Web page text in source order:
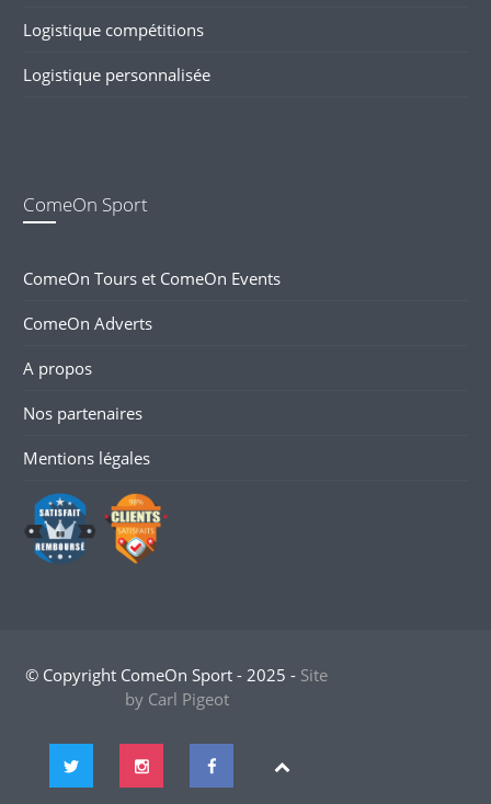
Logistique compétitions
Logistique personnalisée
ComeOn Sport
ComeOn Tours et ComeOn Events
ComeOn Adverts
A propos
Nos partenaires
Mentions légales
© Copyright ComeOn Sport - 2025 - Site
by Carl Pigeot